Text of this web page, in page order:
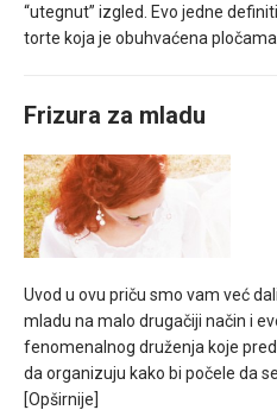
“utegnut” izgled. Evo jedne
torte koja je obuhvaćena
Frizura za mladu
Uvod u ovu priču smo vam već
mladu na malo drugačiji način i
fenomenalnog druženja koje
da organizuju kako bi počele da
[Opširnije]